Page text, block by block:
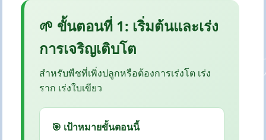
🌱 ขั้นตอนที่ 1: เริ่มต้นและเร่ง
การเจริญเติบโต
สำหรับพืชที่เพิ่งปลูกหรือต้องการเร่งโต เร่ง
ราก เร่งใบเขียว
🎯 เป้าหมายขั้นตอนนี้